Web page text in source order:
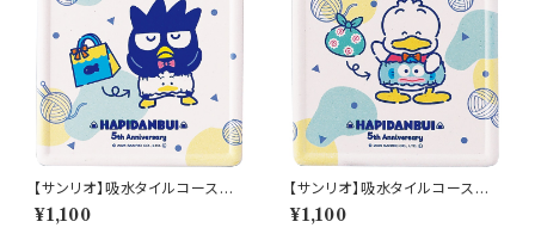
【サンリオ】吸水タイルコースタ
ー(バッドばつ丸)【SAN170】SA
N174-346
¥1,100
【サンリオ】吸水タイルコースタ
ー(あひるのペックル)【SAN17
0】SAN175-346
¥1,100